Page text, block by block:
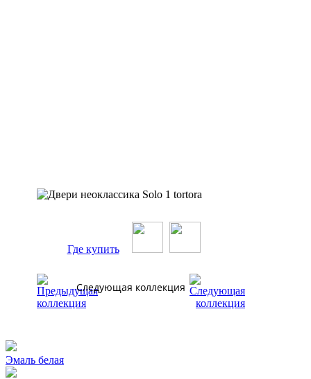
Где купить
Следующая коллекция
Эмаль белая